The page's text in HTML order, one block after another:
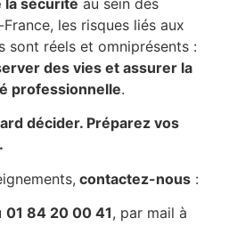
les risques liés aux
sont réels et omniprésents :
des vies et assurer la
professionnelle.
décider. Préparez vos
contactez-nous:
01 84 20 00 41, par mail à